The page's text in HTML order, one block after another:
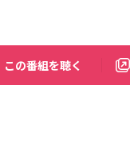
この番組を聴く